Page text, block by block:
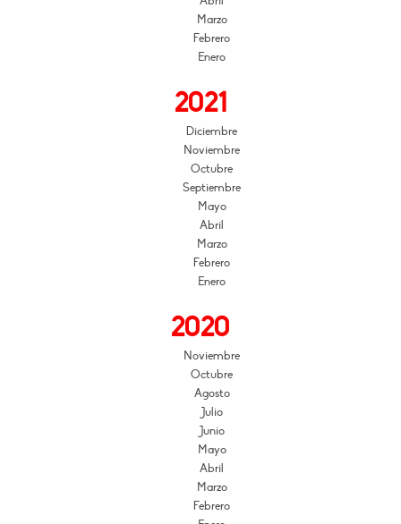
Marzo
Febrero
Enero
2021
Diciembre
Noviembre
Octubre
Septiembre
Mayo
Abril
Marzo
Febrero
Enero
2020
Noviembre
Octubre
Agosto
Julio
Junio
Mayo
Abril
Marzo
Febrero